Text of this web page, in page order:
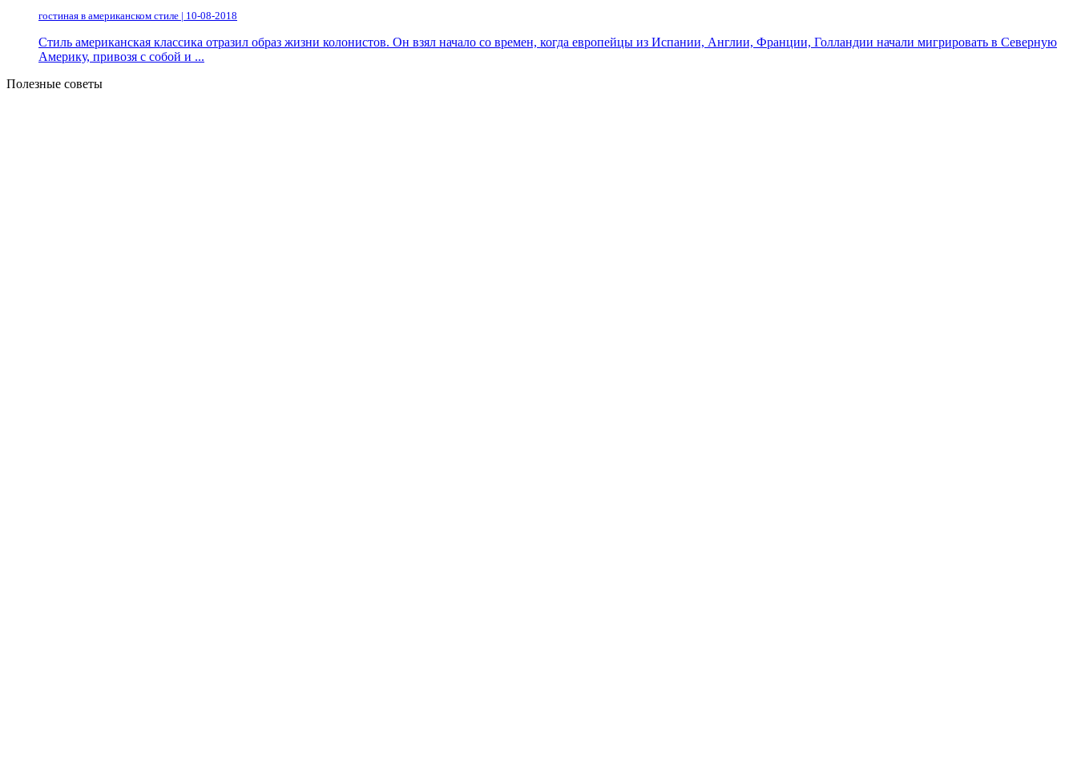
гостиная в американском стиле | 10-08-2018
Стиль американская классика отразил образ жизни колонистов. Он взял начало со времен, когда европейцы из Испании, Англии, Франции, Голландии начали мигрировать в Северную
Америку, привозя с собой и ...
Полезные советы